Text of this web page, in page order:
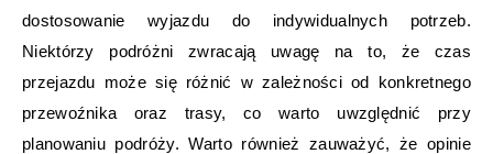
dostosowanie wyjazdu do indywidualnych potrzeb.
Niektórzy podróżni zwracają uwagę na to, że czas
przejazdu może się różnić w zależności od konkretnego
przewoźnika oraz trasy, co warto uwzględnić przy
planowaniu podróży. Warto również zauważyć, że opinie